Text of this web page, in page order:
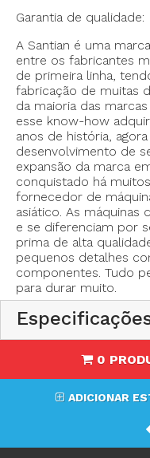
Garantia de qualidade:
A Santian é uma
entre os fabricantes
de primeira linha,
fabricação de muitas
da maioria das
esse know-how
anos de história,
desenvolvimento de
expansão da marca
conquistado há
fornecedor de
asiático. As máquinas
e se diferenciam por
prima de alta
pequenos detalhes
componentes. Tudo
para durar muito.
- Marca: Santian
- Tamanho do disco:
- Capacidade de
espessura
- Afiador manual
- Potência: 100 watts
- Velocidade máxima:
- Voltagem: 220V
0
ADICIONAR